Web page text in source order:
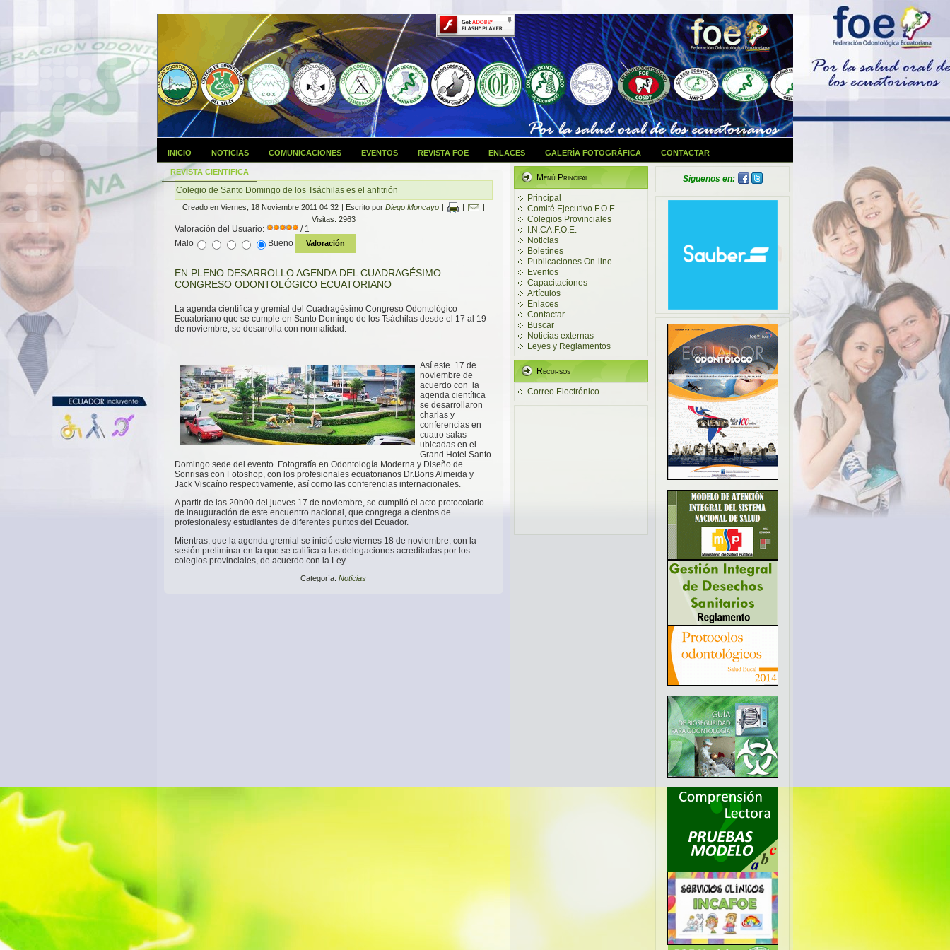
INICIO NOTICIAS COMUNICACIONES EVENTOS REVISTA FOE ENLACES GALERÍA FOTOGRÁFICA CONTACTAR
REVISTA CIENTIFICA
Colegio de Santo Domingo de los Tsáchilas es el anfitrión
Creado en Viernes, 18 Noviembre 2011 04:32 | Escrito por Diego Moncayo | |
|
Visitas: 2963
Valoración del Usuario:
/ 1
Malo
Bueno
EN PLENO DESARROLLO AGENDA DEL CUADRAGÉSIMO
CONGRESO ODONTOLÓGICO ECUATORIANO
La agenda científica y gremial del Cuadragésimo Congreso Odontológico
Ecuatoriano que se cumple en Santo Domingo de los Tsáchilas desde el 17 al 19
de noviembre, se desarrolla con normalidad.
Así este 17 de
noviembre de
acuerdo con la
agenda científica
se desarrollaron
charlas y
conferencias en
cuatro salas
ubicadas en el
Grand Hotel Santo
Domingo sede del evento. Fotografía en Odontología Moderna y Diseño de
Sonrisas con Fotoshop, con los profesionales ecuatorianos Dr.Boris Almeida y
Jack Viscaíno respectivamente, así como las conferencias internacionales.
A partir de las 20h00 del jueves 17 de noviembre, se cumplió el acto protocolario
de inauguración de este encuentro nacional, que congrega a cientos de
profesionalesy estudiantes de diferentes puntos del Ecuador.
Mientras, que la agenda gremial se inició este viernes 18 de noviembre, con la
sesión preliminar en la que se califica a las delegaciones acreditadas por los
colegios provinciales, de acuerdo con la Ley.
Categoría: Noticias
Menú Principal
Principal
Comité Ejecutivo F.O.E
Colegios Provinciales
I.N.CA.F.O.E.
Noticias
Boletines
Publicaciones On-line
Eventos
Capacitaciones
Artículos
Enlaces
Contactar
Buscar
Noticias externas
Leyes y Reglamentos
Recursos
Correo Electrónico
Síguenos en: